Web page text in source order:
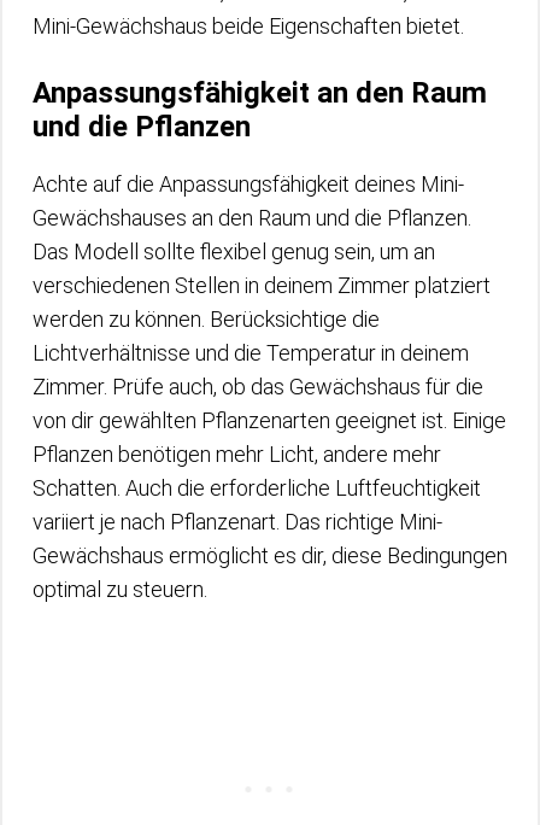
Mini-Gewächshaus beide Eigenschaften bietet.
Anpassungsfähigkeit an den Raum
und die Pflanzen
Achte auf die Anpassungsfähigkeit deines Mini-
Gewächshauses an den Raum und die Pflanzen.
Das Modell sollte flexibel genug sein, um an
verschiedenen Stellen in deinem Zimmer platziert
werden zu können. Berücksichtige die
Lichtverhältnisse und die Temperatur in deinem
Zimmer. Prüfe auch, ob das Gewächshaus für die
von dir gewählten Pflanzenarten geeignet ist. Einige
Pflanzen benötigen mehr Licht, andere mehr
Schatten. Auch die erforderliche Luftfeuchtigkeit
variiert je nach Pflanzenart. Das richtige Mini-
Gewächshaus ermöglicht es dir, diese Bedingungen
optimal zu steuern.